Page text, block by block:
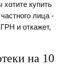
хотите купить
лица -
и откажет,
на 10